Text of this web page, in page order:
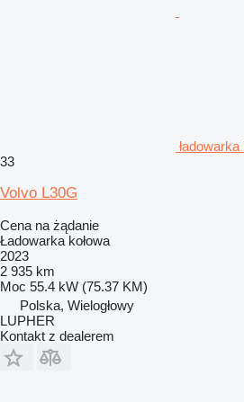
ładowarka
33
Volvo L30G
Cena na żądanie
Ładowarka kołowa
2023
2 935 km
Moc 55.4 kW (75.37 KM)
Polska, Wielogłowy
LUPHER
Kontakt z dealerem